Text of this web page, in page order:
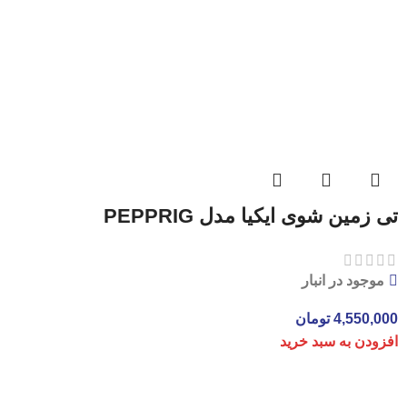
تی زمین شوی ایکیا مدل PEPPRIG
موجود در انبار
4,550,000 تومان
افزودن به سبد خرید